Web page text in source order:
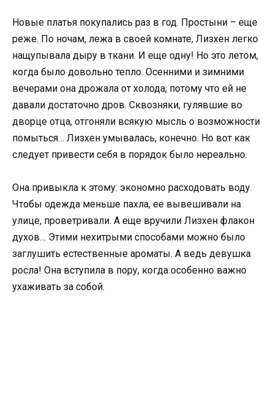
Новые платья покупались раз в год. Простыни – еще
реже. По ночам, лежа в своей комнате, Лизхен легко
нащупывала дыру в ткани. И еще одну! Но это летом,
когда было довольно тепло. Осенними и зимними
вечерами она дрожала от холода, потому что ей не
давали достаточно дров. Сквозняки, гулявшие во
дворце отца, отгоняли всякую мысль о возможности
помыться… Лизхен умывалась, конечно. Но вот как
следует привести себя в порядок было нереально.
Она привыкла к этому: экономно расходовать воду.
Чтобы одежда меньше пахла, ее вывешивали на
улице, проветривали. А еще вручили Лизхен флакон
духов… Этими нехитрыми способами можно было
заглушить естественные ароматы. А ведь девушка
росла! Она вступила в пору, когда особенно важно
ухаживать за собой.